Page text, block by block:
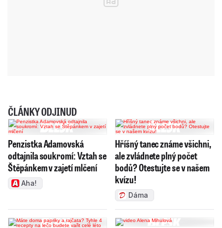
ČLÁNKY ODJINUD
Penzistka Adamovská
odtajnila soukromí: Vztah se
Štěpánkem v zajetí mlčení
Aha!
Hříšný tanec známe všichni,
ale zvládnete plný počet
bodů? Otestujte se v našem
kvízu!
Dáma